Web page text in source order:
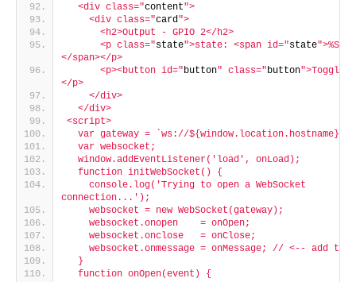
  <div class="
content">
    <div class="
card">
      <h2>Output - GPIO 2</h2>
      <p class="
state">state: <span id="state
</span></p>
      <p><button id="
button" class="button
</p>
    </div>
  </div>
<script>
var gateway = `ws://${window.location.hostname}/
  var websocket;
  window.addEventListener('load', onLoad);
  function initWebSocket() {
    console.log('Trying to open a WebSocket
connection...');
    websocket = new WebSocket(gateway);
    websocket.onopen    = onOpen;
    websocket.onclose   = onClose;
websocket.onmessage = onMessage; // <-- add
  }
  function onOpen(event) {